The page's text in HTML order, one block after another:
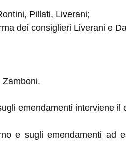
Pillati, Liverani;
dei consiglieri Liverani e
Zamboni.
emendamenti interviene il
e sugli emendamenti ad